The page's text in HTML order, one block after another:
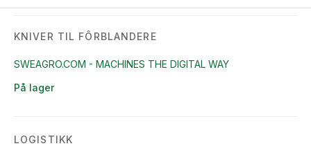
KNIVER TIL FÔRBLANDERE
SWEAGRO.COM - MACHINES THE DIGITAL WAY
På lager
LOGISTIKK